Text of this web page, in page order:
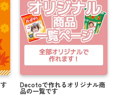
Decotoで作れるオリジナル商
品の一覧です